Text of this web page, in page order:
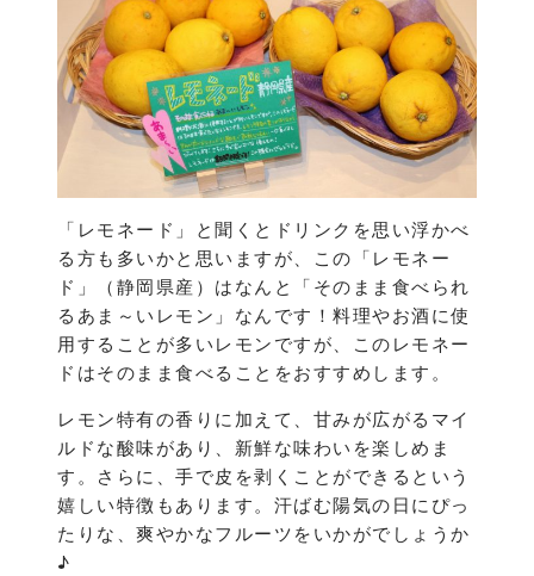
「レモネード」と聞くとドリンクを思い浮かべ
る方も多いかと思いますが、この「レモネー
ド」（静岡県産）はなんと「そのまま食べられ
るあま～いレモン」なんです！料理やお酒に使
用することが多いレモンですが、このレモネー
ドはそのまま食べることをおすすめします。
レモン特有の香りに加えて、甘みが広がるマイ
ルドな酸味があり、新鮮な味わいを楽しめま
す。さらに、手で皮を剥くことができるという
嬉しい特徴もあります。汗ばむ陽気の日にぴっ
たりな、爽やかなフルーツをいかがでしょうか
♪